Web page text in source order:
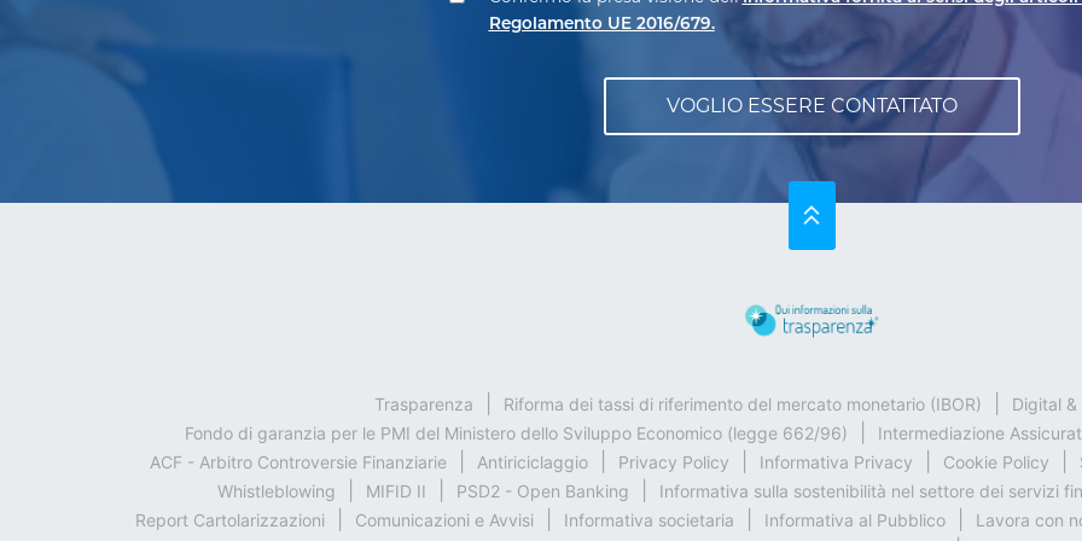
Regolamento UE 2016/679.
SU
Trasparenza Riforma dei tassi di riferimento del mercato monetario (IBOR)
Digital
Fondo di garanzia per le PMI del Ministero dello Sviluppo Economico (legge 662/96)
Intermediazione
ACF - Arbitro Controversie Finanziarie
Antiriciclaggio Privacy Policy Informativa Privacy Cookie Policy
Whistleblowing
MIFID II PSD2 - Open Banking
Informativa sulla sostenibilità nel settore dei servizi
Report Cartolarizzazioni
Comunicazioni e Avvisi Informativa societaria Informativa al Pubblico
Lavora con